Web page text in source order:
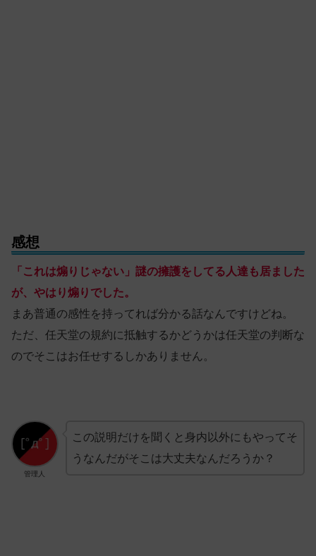
感想
「これは煽りじゃない」謎の擁護をしてる人達も居ました
が、やはり煽りでした。
まあ普通の感性を持ってれば分かる話なんですけどね。
ただ、任天堂の規約に抵触するかどうかは任天堂の判断な
のでそこはお任せするしかありません。
管理人
この説明だけを聞くと身内以外にもやってそ
うなんだがそこは大丈夫なんだろうか？